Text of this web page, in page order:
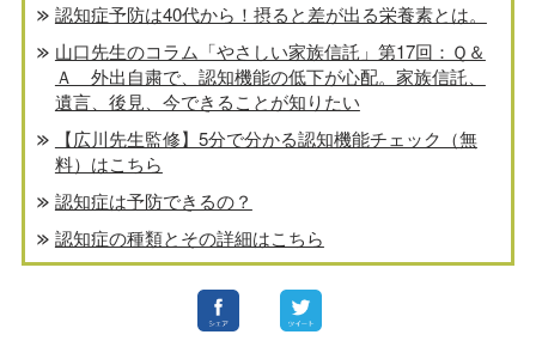
認知症予防は40代から！摂ると差が出る栄養素とは。
山口先生のコラム「やさしい家族信託」第17回：Ｑ＆
Ａ 外出自粛で、認知機能の低下が心配。家族信託、
遺言、後見、今できることが知りたい
【広川先生監修】5分で分かる認知機能チェック（無
料）はこちら
認知症は予防できるの？
認知症の種類とその詳細はこちら